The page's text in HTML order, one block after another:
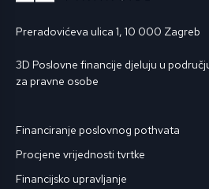
Preradovićeva ulica 1, 10 000 Zagreb
3D Poslovne financije djeluju u
za pravne osobe
Financiranje poslovnog pothvata
Procjene vrijednosti tvrtke
Financijsko upravljanje